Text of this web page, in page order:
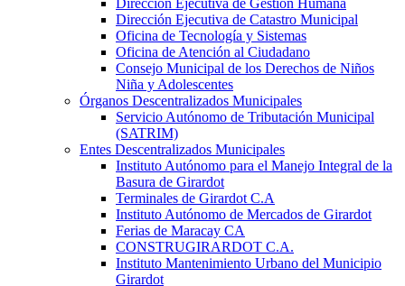
Dirección Ejecutiva de Gestión Humana
Dirección Ejecutiva de Catastro Municipal
Oficina de Tecnología y Sistemas
Oficina de Atención al Ciudadano
Consejo Municipal de los Derechos de Niños
Niña y Adolescentes
Órganos Descentralizados Municipales
Servicio Autónomo de Tributación Municipal
(SATRIM)
Entes Descentralizados Municipales
Instituto Autónomo para el Manejo Integral de la
Basura de Girardot
Terminales de Girardot C.A
Instituto Autónomo de Mercados de Girardot
Ferias de Maracay CA
CONSTRUGIRARDOT C.A.
Instituto Mantenimiento Urbano del Municipio
Girardot